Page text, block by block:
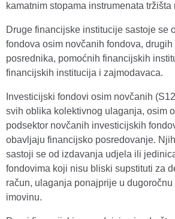
kamatnim stopama instrumenata tržišta
Druge financijske institucije sastoje se
fondova osim novčanih fondova,
posrednika, pomoćnih financijskih
financijskih institucija i zajmodavaca.
Investicijski fondovi osim novčanih
svih oblika kolektivnog ulaganja, osim
podsektor novčanih investicijskih
obavljaju financijsko posredovanje.
sastoji se od izdavanja udjela ili
fondovima koji nisu bliski supstituti za
račun, ulaganja ponajprije u
imovinu.